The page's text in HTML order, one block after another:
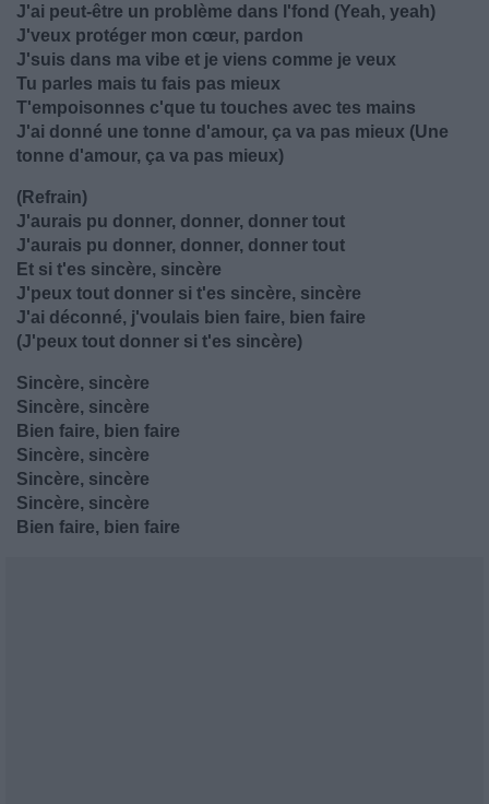
J'ai peut-être un problème dans l'fond (Yeah, yeah)
J'veux protéger mon cœur, pardon
J'suis dans ma vibe et je viens comme je veux
Tu parles mais tu fais pas mieux
T'empoisonnes c'que tu touches avec tes mains
J'ai donné une tonne d'amour, ça va pas mieux (Une
tonne d'amour, ça va pas mieux)
(Refrain)
J'aurais pu donner, donner, donner tout
J'aurais pu donner, donner, donner tout
Et si t'es sincère, sincère
J'peux tout donner si t'es sincère, sincère
J'ai déconné, j'voulais bien faire, bien faire
(J'peux tout donner si t'es sincère)
Sincère, sincère
Sincère, sincère
Bien faire, bien faire
Sincère, sincère
Sincère, sincère
Sincère, sincère
Bien faire, bien faire